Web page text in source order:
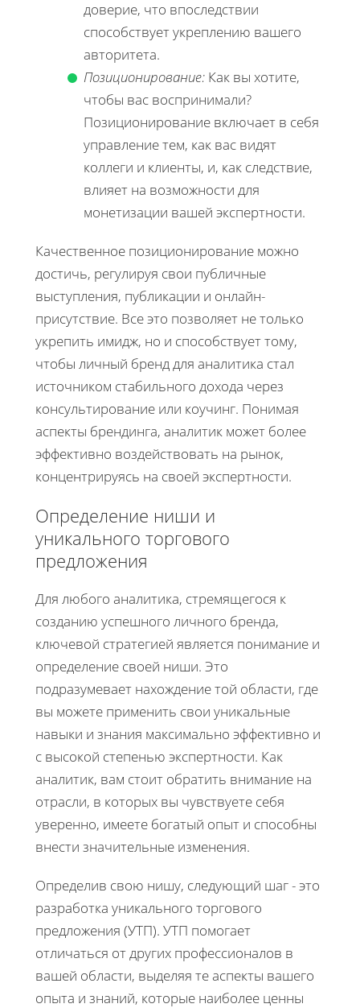
доверие, что впоследствии
способствует укреплению вашего
авторитета.
Позиционирование: Как вы хотите,
чтобы вас воспринимали?
Позиционирование включает в себя
управление тем, как вас видят
коллеги и клиенты, и, как следствие,
влияет на возможности для
монетизации вашей экспертности.
Качественное позиционирование можно
достичь, регулируя свои публичные
выступления, публикации и онлайн-
присутствие. Все это позволяет не только
укрепить имидж, но и способствует тому,
чтобы личный бренд для аналитика стал
источником стабильного дохода через
консультирование или коучинг. Понимая
аспекты брендинга, аналитик может более
эффективно воздействовать на рынок,
концентрируясь на своей экспертности.
Определение ниши и
уникального торгового
предложения
Для любого аналитика, стремящегося к
созданию успешного личного бренда,
ключевой стратегией является понимание и
определение своей ниши. Это
подразумевает нахождение той области, где
вы можете применить свои уникальные
навыки и знания максимально эффективно и
с высокой степенью экспертности. Как
аналитик, вам стоит обратить внимание на
отрасли, в которых вы чувствуете себя
уверенно, имеете богатый опыт и способны
внести значительные изменения.
Определив свою нишу, следующий шаг - это
разработка уникального торгового
предложения (УТП). УТП помогает
отличаться от других профессионалов в
вашей области, выделяя те аспекты вашего
опыта и знаний, которые наиболее ценны